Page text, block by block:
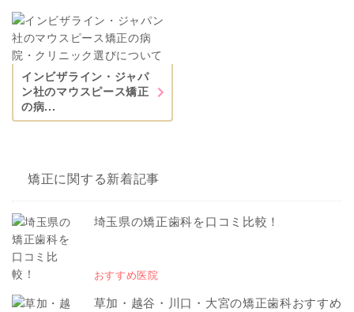
インビザライン・ジャパ
ン社のマウスピース矯正
の病...
矯正に関する新着記事
埼玉県の矯正歯科を口コミ比較！
おすすめ医院
草加・越谷・川口・大宮の矯正歯科おすすめ